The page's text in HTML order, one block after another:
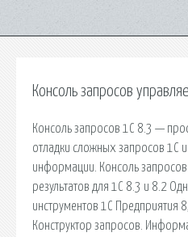
Консоль запросов
Консоль запросов 1С 8.3 —
отладки сложных запросов 1С
информации. Консоль
результатов для 1С 8.3 и 8.2
инструментов 1С Предприятия
Конструктор запросов.